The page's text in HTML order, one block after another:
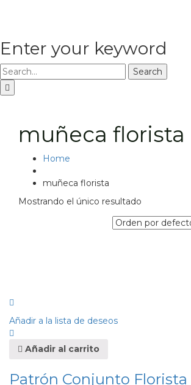
Enter your keyword
Search
muñeca florista
Home
muñeca florista
Mostrando el único resultado
Añadir a la lista de deseos
Añadir al carrito
Patrón Conjunto Florista